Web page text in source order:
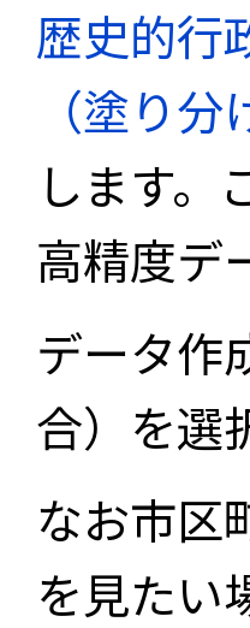
歴史的行
（塗り分
します。
高精度デ
データ作
合）を選
なお市区
を見たい